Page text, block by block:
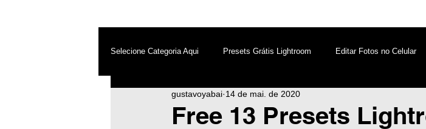
Selecione Categoria Aqui Presets Grátis Lightroom Editar Fotos no Celular
After Effects Android Destaques PicsArt
Free 13 Presets
gustavoyabai 14 de mai. de 2020